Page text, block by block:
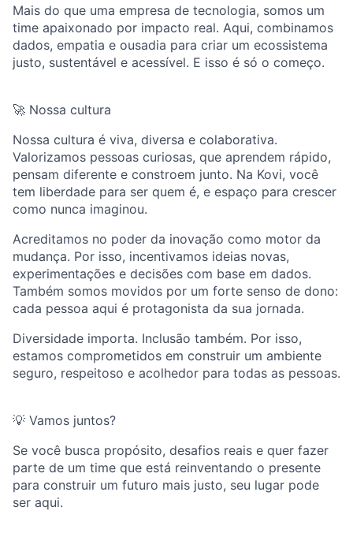
Mais do que uma empresa de tecnologia, somos um
time apaixonado por impacto real. Aqui, combinamos
dados, empatia e ousadia para criar um ecossistema
justo, sustentável e acessível. E isso é só o começo.
🚀 Nossa cultura
Nossa cultura é viva, diversa e colaborativa.
Valorizamos pessoas curiosas, que aprendem rápido,
pensam diferente e constroem junto. Na Kovi, você
tem liberdade para ser quem é, e espaço para crescer
como nunca imaginou.
Acreditamos no poder da inovação como motor da
mudança. Por isso, incentivamos ideias novas,
experimentações e decisões com base em dados.
Também somos movidos por um forte senso de dono:
cada pessoa aqui é protagonista da sua jornada.
Diversidade importa. Inclusão também. Por isso,
estamos comprometidos em construir um ambiente
seguro, respeitoso e acolhedor para todas as pessoas.
💡 Vamos juntos?
Se você busca propósito, desafios reais e quer fazer
parte de um time que está reinventando o presente
para construir um futuro mais justo, seu lugar pode
ser aqui.